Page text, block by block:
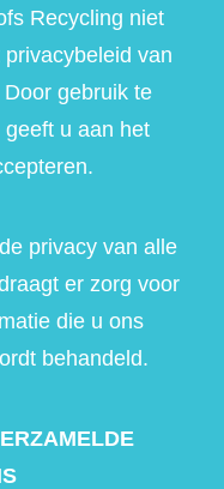
Recycling niet
van
gebruik te
u aan het
privacy van alle
er zorg voor
die u ons
behandeld.